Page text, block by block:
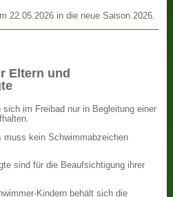
22.05.2026 in die neue Saison 2026.
Eltern und
sich im Freibad nur in Begleitung einer
muss kein Schwimmabzeichen
sind für die Beaufsichtigung ihrer
Kindern behält sich die